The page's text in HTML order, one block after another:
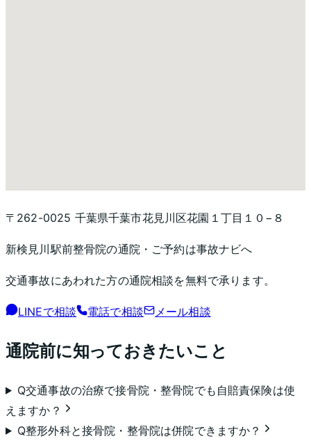
〒262-0025 千葉県千葉市花見川区花園１丁目１０−８
新検見川駅前整骨院の通院・ご予約は事故ナビへ
交通事故にあわれた方の通院相談を無料で承ります。
LINEで相談 電話で相談 メール相談
通院前に知っておきたいこと
Q交通事故の治療で接骨院・整骨院でも自賠責保険は使
えますか？
Q整形外科と接骨院・整骨院は併院できますか？